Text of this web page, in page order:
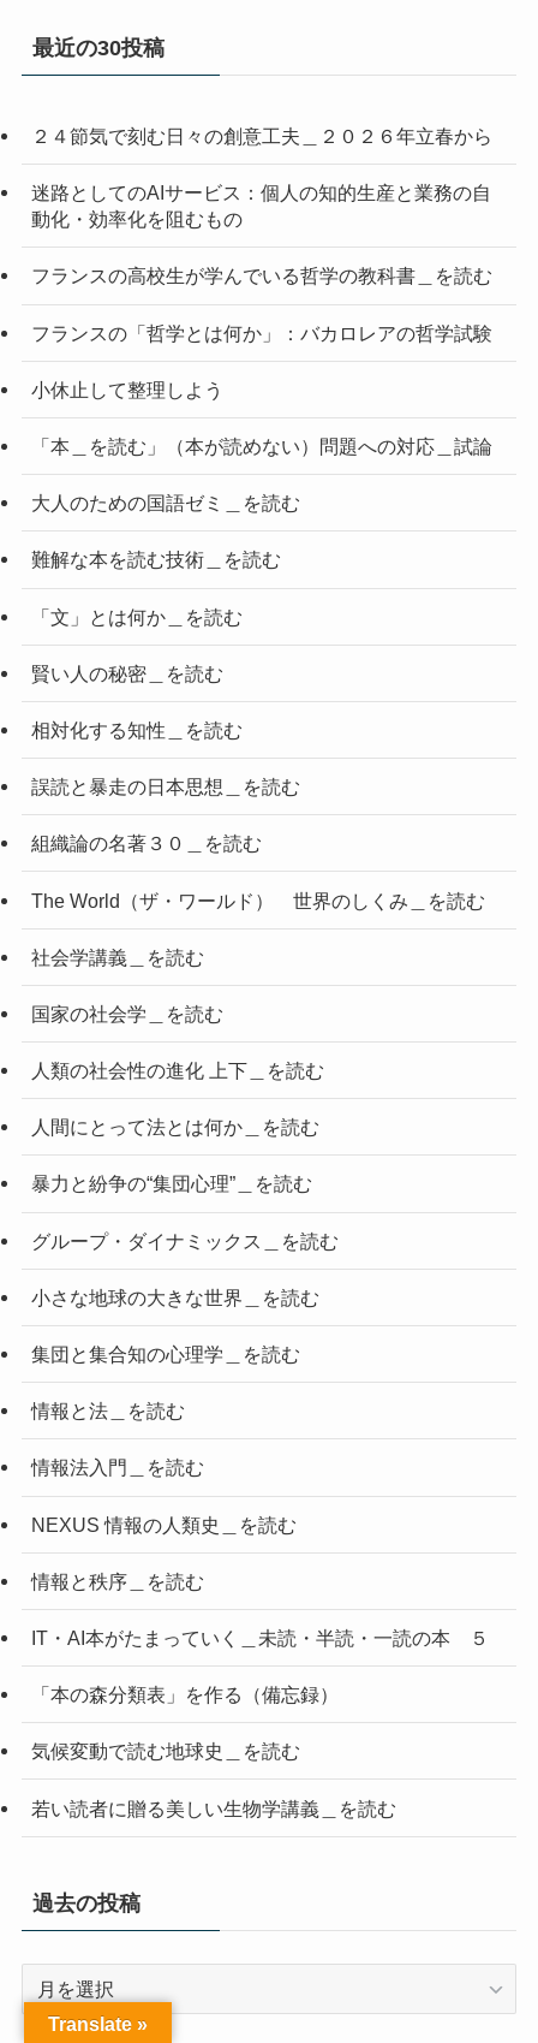
最近の30投稿
２４節気で刻む日々の創意工夫＿２０２６年立春から
迷路としてのAIサービス：個人の知的生産と業務の自
動化・効率化を阻むもの
フランスの高校生が学んでいる哲学の教科書＿を読む
フランスの「哲学とは何か」：バカロレアの哲学試験
小休止して整理しよう
「本＿を読む」（本が読めない）問題への対応＿試論
大人のための国語ゼミ＿を読む
難解な本を読む技術＿を読む
「文」とは何か＿を読む
賢い人の秘密＿を読む
相対化する知性＿を読む
誤読と暴走の日本思想＿を読む
組織論の名著３０＿を読む
The World（ザ・ワールド） 世界のしくみ＿を読む
社会学講義＿を読む
国家の社会学＿を読む
人類の社会性の進化 上下＿を読む
人間にとって法とは何か＿を読む
暴力と紛争の“集団心理”＿を読む
グループ・ダイナミックス＿を読む
小さな地球の大きな世界＿を読む
集団と集合知の心理学＿を読む
情報と法＿を読む
情報法入門＿を読む
NEXUS 情報の人類史＿を読む
情報と秩序＿を読む
IT・AI本がたまっていく＿未読・半読・一読の本 ５
「本の森分類表」を作る（備忘録）
気候変動で読む地球史＿を読む
若い読者に贈る美しい生物学講義＿を読む
過去の投稿
去
Translate »